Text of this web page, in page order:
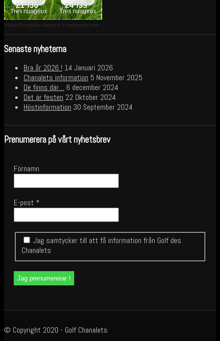
Väder Bourg-lès-Valence © meteocity.com
Senaste nyheterna
Bra år 2026 ! 14 Januari 2026
Chanalets information 5 November 2025
De finns där… 6 december 2024
Det är festen 22 Oktober 2024
Höstinformation 30 September 2024
Prenumerera på vårt nyhetsbrev
Förnamn
E-post *
Jag samtycker till att få information från Golf des
Chanalets
© Copyright 2020 - Golf Chanalets